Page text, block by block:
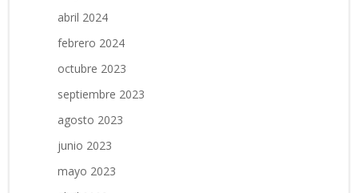
abril 2024
febrero 2024
octubre 2023
septiembre 2023
agosto 2023
junio 2023
mayo 2023